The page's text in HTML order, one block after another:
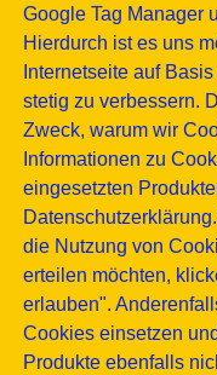
Google Tag Manager
Hierdurch ist es uns
Internetseite auf
stetig zu verbessern.
Zweck, warum wir
Informationen zu
eingesetzten
die Nutzung von
erteilen möchten,
erlauben".
Cookies einsetzen
Produkte ebenfalls